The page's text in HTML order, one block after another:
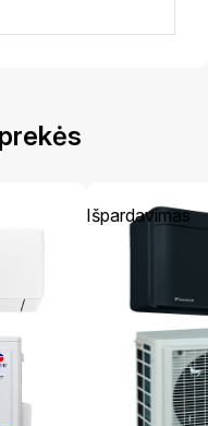
Išpardavimas